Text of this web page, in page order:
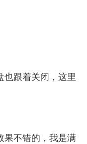
跟着关闭，这里
果不错的，我是满